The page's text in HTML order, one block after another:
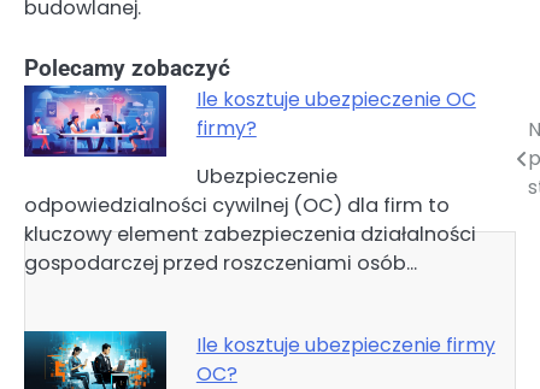
budowlanej.
Polecamy zobaczyć
Ile kosztuje ubezpieczenie OC
firmy?
Ubezpieczenie
odpowiedzialności cywilnej (OC) dla firm to
kluczowy element zabezpieczenia działalności
gospodarczej przed roszczeniami osób…
Ile kosztuje ubezpieczenie firmy
OC?
Nawigacja